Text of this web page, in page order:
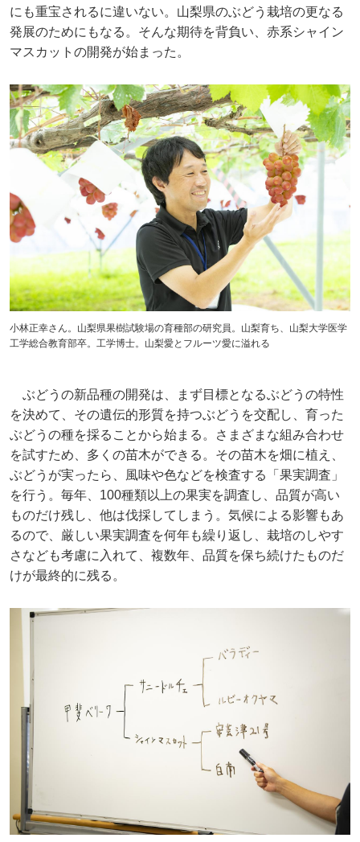
にも重宝されるに違いない。山梨県のぶどう栽培の更なる
発展のためにもなる。そんな期待を背負い、赤系シャイン
マスカットの開発が始まった。
小林正幸さん。山梨県果樹試験場の育種部の研究員。山梨育ち、山梨大学医学
工学総合教育部卒。工学博士。山梨愛とフルーツ愛に溢れる
ぶどうの新品種の開発は、まず目標となるぶどうの特性
を決めて、その遺伝的形質を持つぶどうを交配し、育った
ぶどうの種を採ることから始まる。さまざまな組み合わせ
を試すため、多くの苗木ができる。その苗木を畑に植え、
ぶどうが実ったら、風味や色などを検査する「果実調査」
を行う。毎年、100種類以上の果実を調査し、品質が高い
ものだけ残し、他は伐採してしまう。気候による影響もあ
るので、厳しい果実調査を何年も繰り返し、栽培のしやす
さなども考慮に入れて、複数年、品質を保ち続けたものだ
けが最終的に残る。